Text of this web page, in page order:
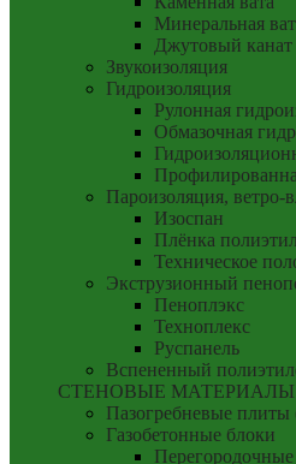
Минеральная
Джутовый канат
Звукоизоляция
Гидроизоляция
Рулонная
Обмазочная
Пароизоляция, ветро-
Изоспан
Плёнка
Техническое
Экструзионный
Пеноплэкс
Техноплекс
Руспанель
Вспененный
СТЕНОВЫЕ МАТЕРИАЛЫ
Пазогребневые
Газобетонные блоки